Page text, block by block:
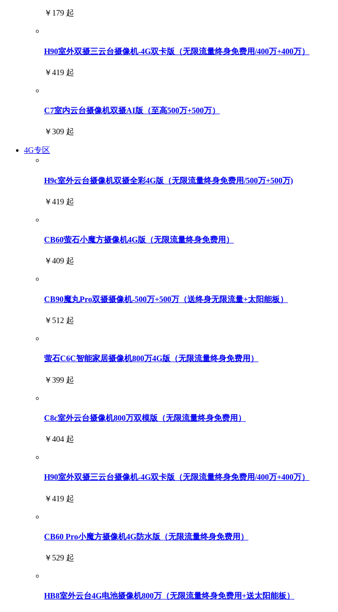
￥179 起
H90室外双摄三云台摄像机-4G双卡版（无限流量终身免费用/400万+400万）
￥419 起
C7室内云台摄像机双摄AI版（至高500万+500万）
￥309 起
4G专区
H9c室外云台摄像机双摄全彩4G版（无限流量终身免费用/500万+500万)
￥419 起
CB60萤石小魔方摄像机4G版（无限流量终身免费用）
￥409 起
CB90魔丸Pro双摄摄像机-500万+500万（送终身无限流量+太阳能板）
￥512 起
萤石C6C智能家居摄像机800万4G版（无限流量终身免费用）
￥399 起
C8c室外云台摄像机800万双模版（无限流量终身免费用）
￥404 起
H90室外双摄三云台摄像机-4G双卡版（无限流量终身免费用/400万+400万）
￥419 起
CB60 Pro小魔方摄像机4G防水版（无限流量终身免费用）
￥529 起
HB8室外云台4G电池摄像机800万（无限流量终身免费用+送太阳能板）